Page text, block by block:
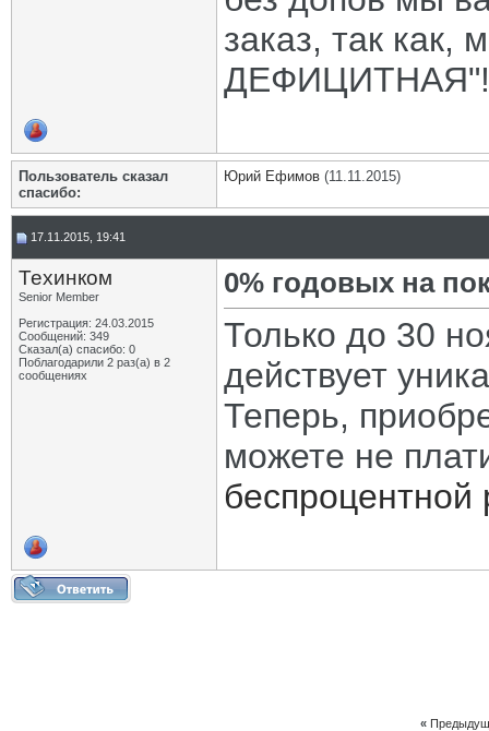
заказ, так
ДЕФИЦИТНАЯ"!
Пользователь сказал
cпасибо:
Юрий Ефимов (11.11.2015)
17.11.2015, 19:41
Техинком
Senior Member
Регистрация: 24.03.2015
Сообщений: 349
Сказал(а) спасибо: 0
Поблагодарили 2 раз(а) в 2
сообщениях
0% годовых на
Только до 30
действует
Теперь,
можете не
беспроцентной
«